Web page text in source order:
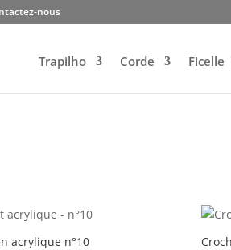
nous
Trapilho Corde Ficelle
acrylique n°10